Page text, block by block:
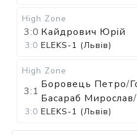
High Zone
3:0 Кайдрович Юрій
3:0 ELEKS-1 (Львів)
High Zone
3:1
Боровець Петро/
Басараб Мирослав/
3:0 ELEKS-1 (Львів)